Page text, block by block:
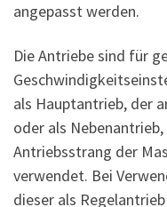
angepasst werden.
Die Antriebe sind für
als Hauptantrieb, der
oder als
Antriebsstrang der
verwendet. Bei
dieser als